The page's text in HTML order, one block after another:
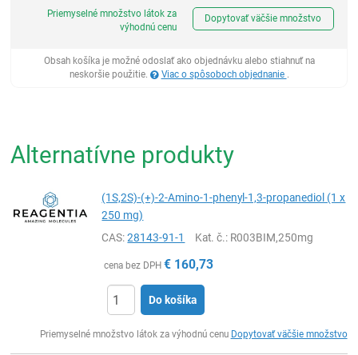
Priemyselné množstvo látok za
výhodnú cenu
Dopytovať väčšie množstvo
Obsah košíka je možné odoslať ako objednávku alebo stiahnuť na
neskoršie použitie.
Viac o spôsoboch objednanie .
Alternatívne produkty
(1S,2S)-(+)-2-Amino-1-phenyl-1,3-propanediol (1 x
250 mg)
CAS:28143-91-1 Kat. č.: R003BIM,250mg
cena bez DPH € 160,73
Do košíka
Priemyselné množstvo látok za výhodnú cenu Dopytovať väčšie množstvo